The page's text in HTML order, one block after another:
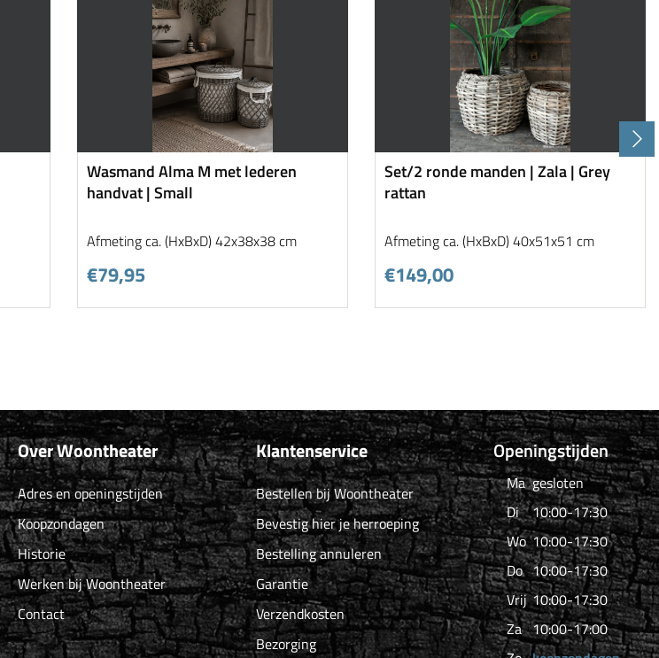
Wasmand Alma M met lederen
handvat | Small
Afmeting ca. (HxBxD) 42x38x38 cm
€79,95
Set/2 ronde manden | Zala | Grey
rattan
Afmeting ca. (HxBxD) 40x51x51 cm
€149,00
Over Woontheater
Adres en openingstijden
Koopzondagen
Historie
Werken bij Woontheater
Contact
Klantenservice
Bestellen bij Woontheater
Bevestig hier je herroeping
Bestelling annuleren
Garantie
Verzendkosten
Bezorging
Openingstijden
Ma gesloten
Di
10:00-17:30
Wo 10:00-17:30
Do 10:00-17:30
Vrij 10:00-17:30
Za 10:00-17:00